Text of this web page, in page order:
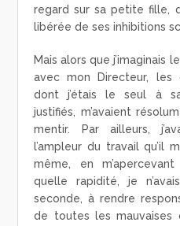
regard sur sa petite fille,
libérée de ses inhibitions
Mais alors que j’imaginais
avec mon Directeur, les
dont j’étais le seul à
justifiés, m’avaient
mentir. Par ailleurs,
l’ampleur du travail qu’il
même, en
quelle rapidité, je
seconde, à rendre
de toutes les mauvaises